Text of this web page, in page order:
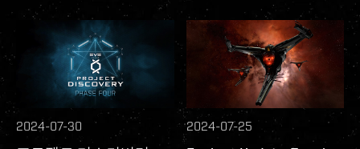
2024-07-30 2024-07-25